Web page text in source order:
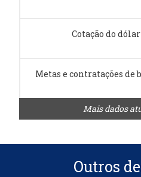
Cotação do dólar
Metas e contratações de
Mais dados
Outros